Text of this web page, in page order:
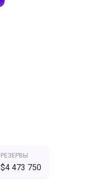
РЕЗЕРВЫ
$4 473 750